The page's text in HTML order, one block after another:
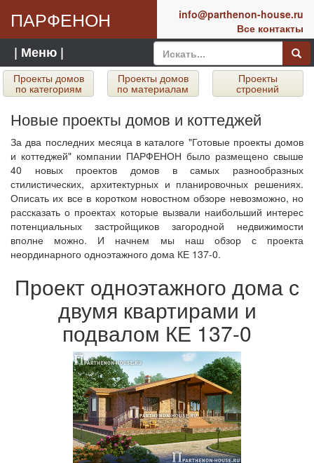
ПАРФЕНОН
info@parthenon-house.ru
Все контакты
| Меню |
Проекты домов
по категориям
Проекты домов
по материалам
Проекты
строений
Новые проекты домов и коттеджей
За два последних месяца в каталоге "Готовые проекты домов
и коттеджей" компании ПАРФЕНОН было размещено свыше
40 новых проектов домов в самых разнообразных
стилистических, архитектурных и планировочных решениях.
Описать их все в коротком новостном обзоре невозможно, но
рассказать о проектах которые вызвали наибольший интерес
потенциальных застройщиков загородной недвижимости
вполне можно. И начнем мы наш обзор с проекта
неординарного одноэтажного дома КЕ 137-0.
Проект одноэтажного дома с
двумя квартирами и
подвалом КЕ 137-0